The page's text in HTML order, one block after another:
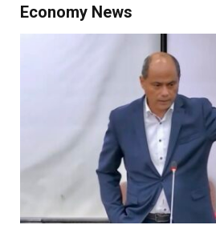
Economy News